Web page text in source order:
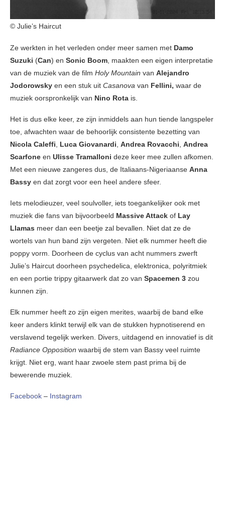
© Julie’s Haircut
Ze werkten in het verleden onder meer samen met Damo
Suzuki (Can) en Sonic Boom, maakten een eigen interpretatie
van de muziek van de film Holy Mountain van Alejandro
Jodorowsky en een stuk uit Casanova van Fellini, waar de
muziek oorspronkelijk van Nino Rota is.
Het is dus elke keer, ze zijn inmiddels aan hun tiende langspeler
toe, afwachten waar de behoorlijk consistente bezetting van
Nicola Caleffi, Luca Giovanardi, Andrea Rovacchi, Andrea
Scarfone en Ulisse Tramalloni deze keer mee zullen afkomen.
Met een nieuwe zangeres dus, de Italiaans-Nigeriaanse Anna
Bassy en dat zorgt voor een heel andere sfeer.
Iets melodieuzer, veel soulvoller, iets toegankelijker ook met
muziek die fans van bijvoorbeeld Massive Attack of Lay
Llamas meer dan een beetje zal bevallen. Niet dat ze de
wortels van hun band zijn vergeten. Niet elk nummer heeft die
poppy vorm. Doorheen de cyclus van acht nummers zwerft
Julie’s Haircut doorheen psychedelica, elektronica, polyritmiek
en een portie trippy gitaarwerk dat zo van Spacemen 3 zou
kunnen zijn.
Elk nummer heeft zo zijn eigen merites, waarbij de band elke
keer anders klinkt terwijl elk van de stukken hypnotiserend en
verslavend tegelijk werken. Divers, uitdagend en innovatief is dit
Radiance Opposition waarbij de stem van Bassy veel ruimte
krijgt. Niet erg, want haar zwoele stem past prima bij de
bewerende muziek.
Facebook – Instagram